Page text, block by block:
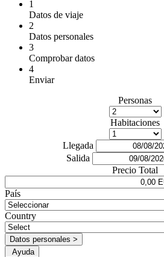
1
Datos de viaje
2
Datos personales
3
Comprobar datos
4
Enviar
Personas
Habitaciones
Llegada
Salida
Precio Total
País
Country
Datos personales >
Ayuda